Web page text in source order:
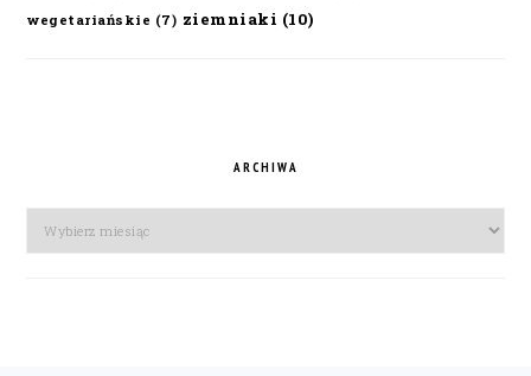
wegetariańskie (7) ziemniaki (10)
ARCHIWA
Archiwa